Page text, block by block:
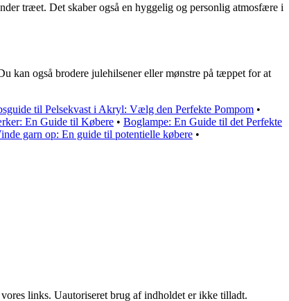
træet. Det skaber også en hyggelig og personlig atmosfære i
kan også brodere julehilsener eller mønstre på tæppet for at
til Pelsekvast i Akryl: Vælg den Perfekte Pompom •
En Guide til Købere • Boglampe: En Guide til det Perfekte
garn op: En guide til potentielle købere •
links. Uautoriseret brug af indholdet er ikke tilladt.